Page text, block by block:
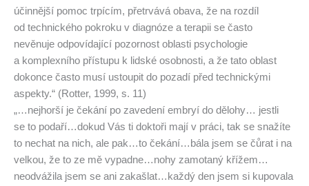
účinnější pomoc trpícím, přetrvává obava, že na rozdíl
od technického pokroku v diagnóze a terapii se často
nevěnuje odpovídající pozornost oblasti psychologie
a komplexního přístupu k lidské osobnosti, a že tato oblast
dokonce často musí ustoupit do pozadí před technickými
aspekty.“ (Rotter, 1999, s. 11)
„…nejhorší je čekání po zavedení embryí do dělohy… jestli
se to podaří…dokud Vás ti doktoři mají v práci, tak se snažíte
to nechat na nich, ale pak…to čekání…bála jsem se čůrat i na
velkou, že to ze mě vypadne…nohy zamotaný křížem…
neodvážila jsem se ani zakašlat…každý den jsem si kupovala